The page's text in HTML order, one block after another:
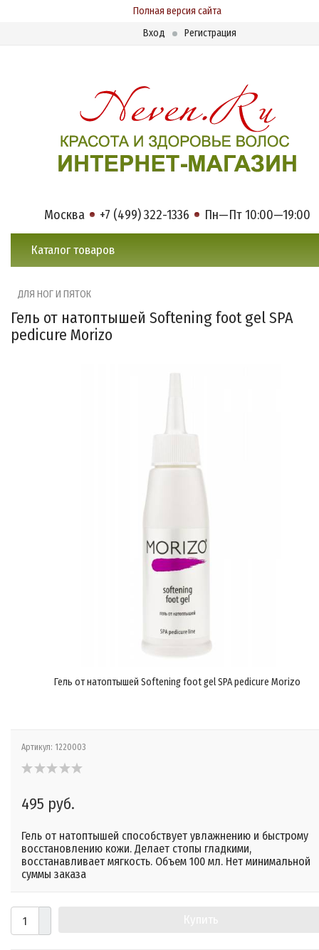
Полная версия сайта
Вход
Регистрация
Москва +7 (499) 322-1336 Пн—Пт 10:00—19:00
Каталог товаров
ДЛЯ НОГ И ПЯТОК
Гель от натоптышей Softening foot gel SPA
pedicure Morizo
Гель от натоптышей Softening foot gel SPA pedicure Morizo
Артикул: 1220003
495 руб.
Гель от натоптышей способствует увлажнению и быстрому
восстановлению кожи. Делает стопы гладкими,
восстанавливает мягкость. Объем 100 мл. Нет минимальной
суммы заказа